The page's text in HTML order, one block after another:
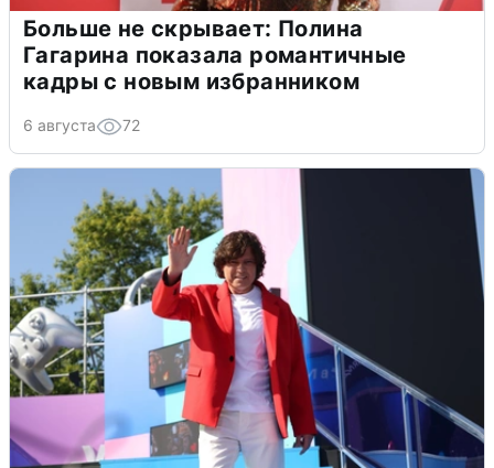
Больше не скрывает: Полина
Гагарина показала романтичные
кадры с новым избранником
6 августа 72